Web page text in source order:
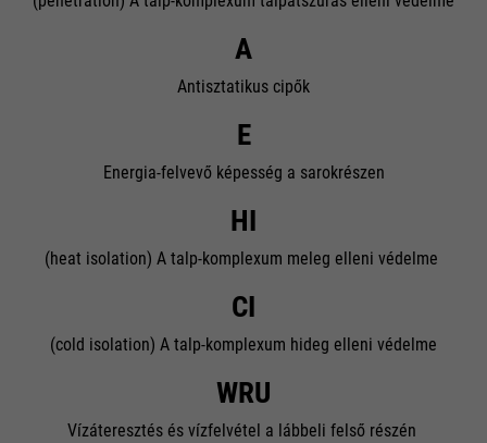
A
Antisztatikus cipők
E
Energia-felvevő képesség a sarokrészen
HI
(heat isolation) A talp-komplexum meleg elleni védelme
CI
(cold isolation) A talp-komplexum hideg elleni védelme
WRU
Vízáteresztés és vízfelvétel a lábbeli felső részén